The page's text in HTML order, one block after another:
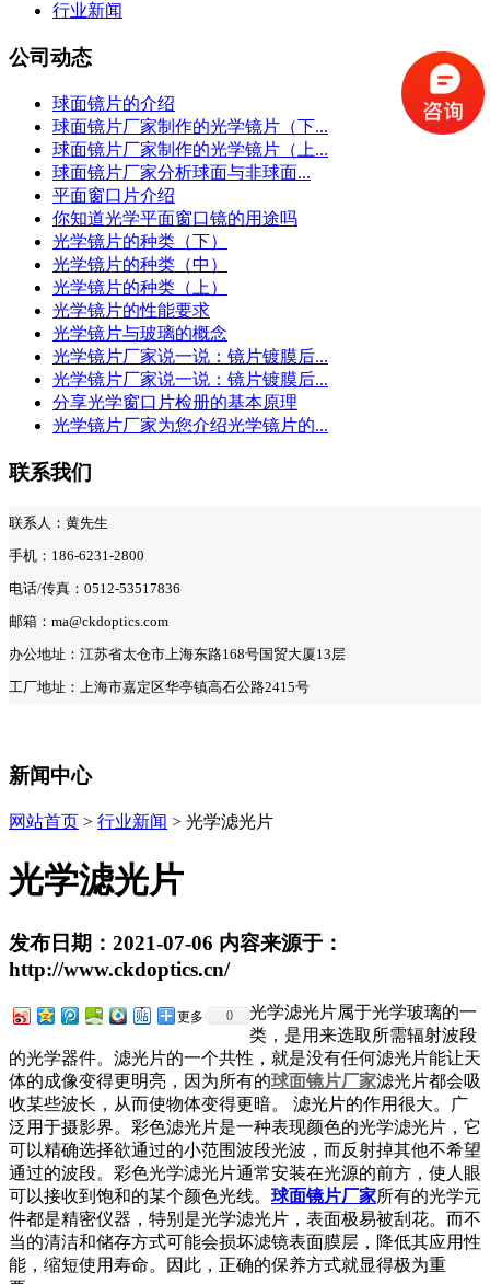
行业新闻
公司动态
球面镜片的介绍
球面镜片厂家制作的光学镜片（下...
球面镜片厂家制作的光学镜片（上...
球面镜片厂家分析球面与非球面...
平面窗口片介绍
你知道光学平面窗口镜的用途吗
光学镜片的种类（下）
光学镜片的种类（中）
光学镜片的种类（上）
光学镜片的性能要求
光学镜片与玻璃的概念
光学镜片厂家说一说：镜片镀膜后...
光学镜片厂家说一说：镜片镀膜后...
分享光学窗口片检册的基本原理
光学镜片厂家为您介绍光学镜片的...
联系我们
联系人：黄先生
手机：186-6231-2800
电话/传真：0512-53517836
邮箱：ma@ckdoptics.com
办公地址：江苏省太仓市上海东路168号国贸大厦13层
工厂地址：上海市嘉定区华亭镇高石公路2415号
新闻中心
网站首页 > 行业新闻 > 光学滤光片
光学滤光片
发布日期：2021-07-06 内容来源于：
http://www.ckdoptics.cn/
更多 0
光学滤光片属于光学玻璃的一
类，是用来选取所需辐射波段
的光学器件。滤光片的一个共性，就是没有任何滤光片能让天
体的成像变得更明亮，因为所有的球面镜片厂家滤光片都会吸
收某些波长，从而使物体变得更暗。 滤光片的作用很大。广
泛用于摄影界。彩色滤光片是一种表现颜色的光学滤光片，它
可以精确选择欲通过的小范围波段光波，而反射掉其他不希望
通过的波段。彩色光学滤光片通常安装在光源的前方，使人眼
可以接收到饱和的某个颜色光线。 球面镜片厂家所有的光学元
件都是精密仪器，特别是光学滤光片，表面极易被刮花。而不
当的清洁和储存方式可能会损坏滤镜表面膜层，降低其应用性
能，缩短使用寿命。因此，正确的保养方式就显得极为重